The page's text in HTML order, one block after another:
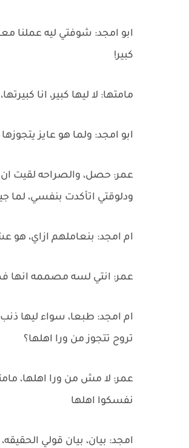
ابو امجد: شوفتي ليه عملنا
كبير!
مامتها: لا ليها كبير، انا
ابو امجد: ولما هو عايز
عمر: حصل، والصراحه لقيت ان
ودلوقتي اتأكدت بنفسي، لما
ام امجد: بنعاملهم ازاي، هو
عمر: انتي لسه مصممه انها
ام امجد: طبعا، سواء ليها
تروح تتجوز من ورا اهلها؟
عمر: لا مش من ورا اهلها،
نفسكوا اهلها
امجد: بيان، بيان قولي